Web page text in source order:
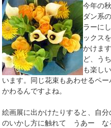
今年の
ダン系
ラーに
ックス
かけま
ど、う
も楽し
います。同じ花束もあわせるペ
かわるんですよね。
絵画展に出かけたりすると、自
のいかし方に触れて うあー